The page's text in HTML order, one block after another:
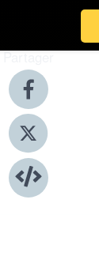
Partager